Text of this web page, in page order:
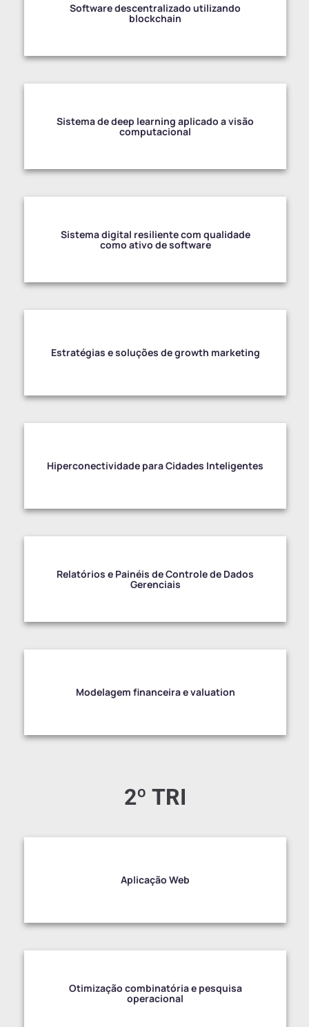
Software descentralizado utilizando
blockchain
Sistema de deep learning aplicado a visão
computacional
Sistema digital resiliente com qualidade
como ativo de software
Estratégias e soluções de growth marketing
Hiperconectividade para Cidades Inteligentes
Relatórios e Painéis de Controle de Dados
Gerenciais
Modelagem financeira e valuation
2º TRI
Aplicação Web
Otimização combinatória e pesquisa
operacional